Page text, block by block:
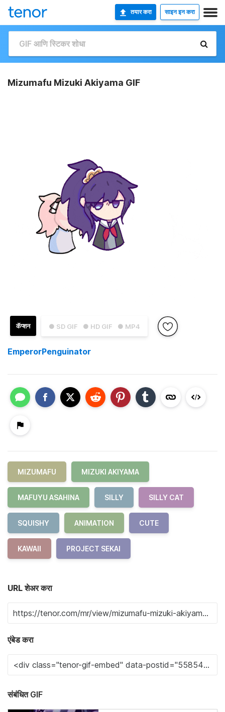
तयार करा साइन इन करा
Mizumafu Mizuki Akiyama GIF
● SD GIF ● HD GIF ● MP4
कॅप्शन
EmperorPenguinator
MIZUMAFU MIZUKI AKIYAMA
MAFUYU ASAHINA SILLY SILLY CAT
SQUISHY ANIMATION CUTE
KAWAII PROJECT SEKAI
URL शेअर करा
एंबेड करा
संबंधित GIF